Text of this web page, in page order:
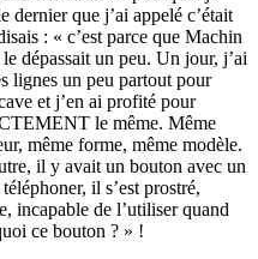
dernier que j’ai appelé c’était
: « c’est parce que Machin
dépassait un peu. Un jour, j’ai
lignes un peu partout pour
et j’en ai profité pour
le même. Même
même forme, même modèle.
il y avait un bouton avec un
il s’est prostré,
incapable de l’utiliser quand
ce bouton ? » !